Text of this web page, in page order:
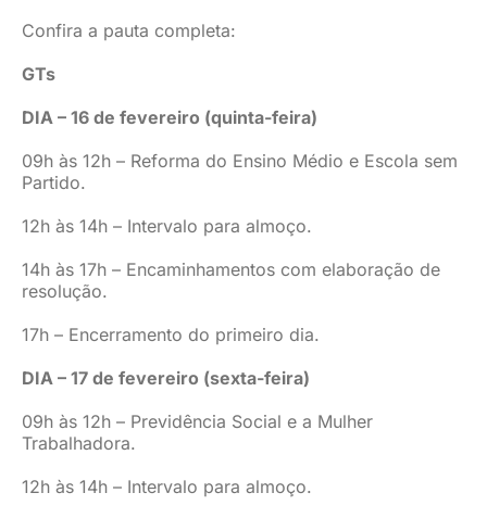
Confira a pauta completa:
GTs
DIA – 16 de fevereiro (quinta-feira)
09h às 12h – Reforma do Ensino Médio e Escola sem
Partido.
12h às 14h – Intervalo para almoço.
14h às 17h – Encaminhamentos com elaboração de
resolução.
17h – Encerramento do primeiro dia.
DIA – 17 de fevereiro (sexta-feira)
09h às 12h – Previdência Social e a Mulher
Trabalhadora.
12h às 14h – Intervalo para almoço.